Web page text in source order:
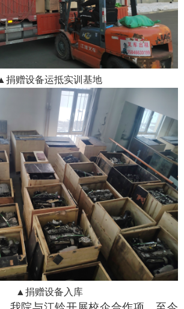
捐赠设备运抵实训基地
▲ 捐赠设备入库